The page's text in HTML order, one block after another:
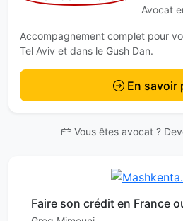
Avocat
Accompagnement complet pour
Tel Aviv et dans le Gush Dan.
En savoir
Vous êtes avocat ?
Faire son crédit en France